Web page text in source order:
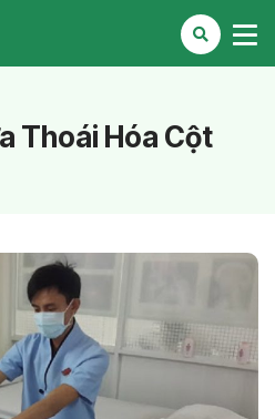
Thoái Hóa Cột